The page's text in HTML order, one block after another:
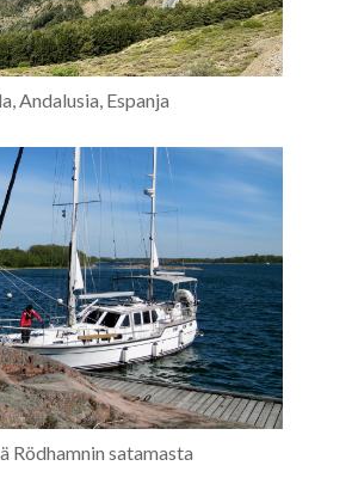
Andalusia, Espanja
Rödhamnin satamasta